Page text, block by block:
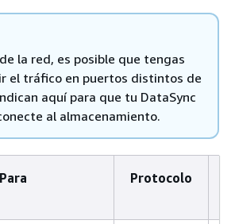
la red, es posible que tengas
el tráfico en puertos distintos de
aquí para que tu DataSync
al almacenamiento.
Para Protocolo